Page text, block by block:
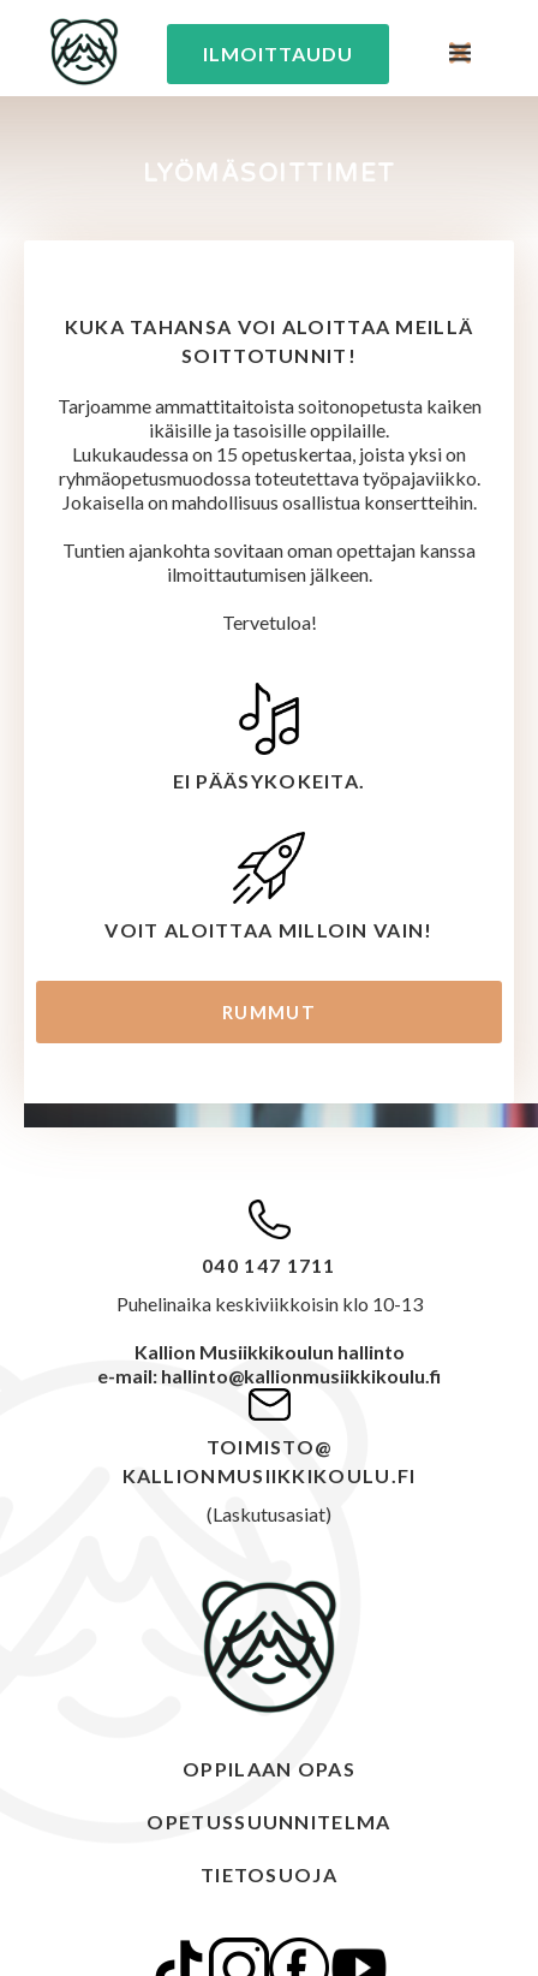
ILMOITTAUDU
LYÖMÄSOITTIMET
KUKA TAHANSA VOI ALOITTAA MEILLÄ
SOITTOTUNNIT!
Tarjoamme ammattitaitoista soitonopetusta kaiken
ikäisille ja tasoisille oppilaille.
Lukukaudessa on 15 opetuskertaa, joista yksi on
ryhmäopetusmuodossa toteutettava työpajaviikko.
Jokaisella on mahdollisuus osallistua konsertteihin.
Tuntien ajankohta sovitaan oman opettajan kanssa
ilmoittautumisen jälkeen.
Tervetuloa!
EI PÄÄSYKOKEITA.
VOIT ALOITTAA MILLOIN VAIN!
RUMMUT
040 147 1711
Puhelinaika keskiviikkoisin klo 10-13
Kallion Musiikkikoulun hallinto
e-mail: hallinto@kallionmusiikkikoulu.fi
TOIMISTO@
KALLIONMUSIIKKIKOULU.FI
(Laskutusasiat)
OPPILAAN OPAS
OPETUSSUUNNITELMA
TIETOSUOJA